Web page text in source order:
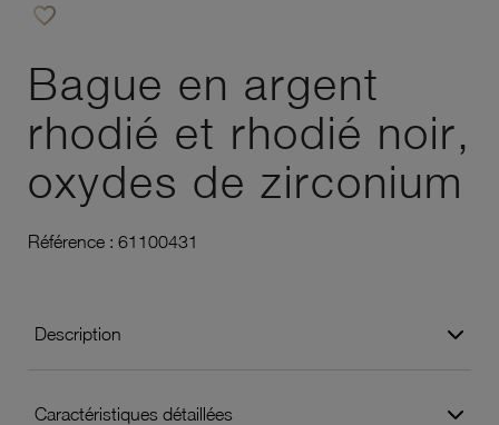
favorite_border
Bague en argent
rhodié et rhodié noir,
oxydes de zirconium
Référence : 61100431
Description
Caractéristiques détaillées